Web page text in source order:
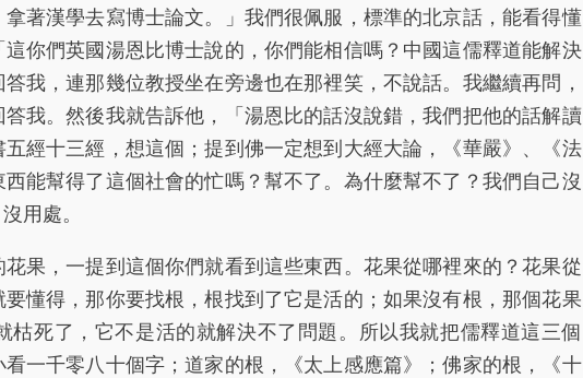
著漢學去寫博士論文。」我們很佩服，標準的北京話，能看得懂
你們英國湯恩比博士說的，你們能相信嗎？中國這儒釋道能解決
我，連那幾位教授坐在旁邊也在那裡笑，不說話。我繼續再問，
我。然後我就告訴他，「湯恩比的話沒說錯，我們把他的話解讀
經十三經，想這個；提到佛一定想到大經大論，《華嚴》、《法
能幫得了這個社會的忙嗎？幫不了。為什麼幫不了？我們自己沒
用處。
，一提到這個你們就看到這些東西。花果從哪裡來的？花果從
懂得，那你要找根，根找到了它是活的；如果沒有根，那個花果
枯死了，它不是活的就解決不了問題。所以我就把儒釋道這三個
一千零八十個字；道家的根，《太上感應篇》；佛家的根，《十